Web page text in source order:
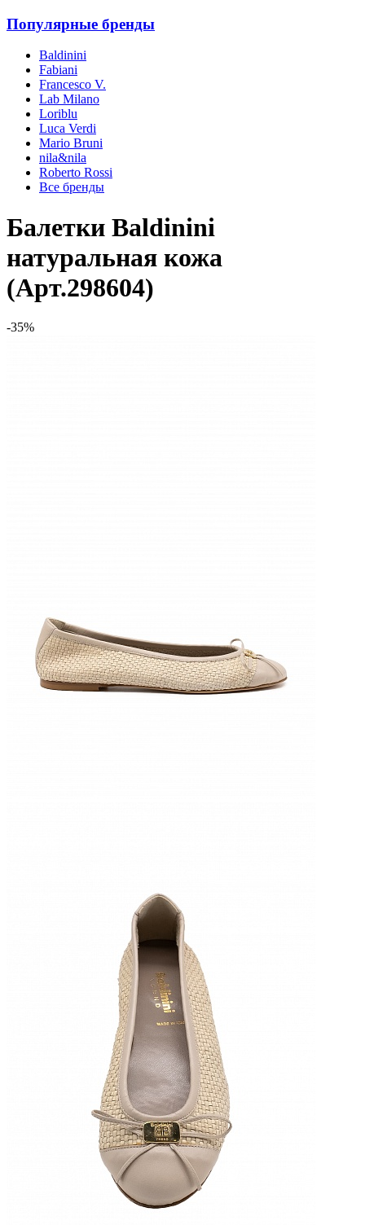
Популярные бренды
Baldinini
Fabiani
Francesco V.
Lab Milano
Loriblu
Luca Verdi
Mario Bruni
nila&nila
Roberto Rossi
Все бренды
Балетки Baldinini
натуральная кожа
(Арт.298604)
-35%